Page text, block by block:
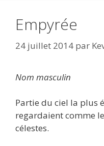
Empyrée
24 juillet 2014 par
Nom masculin
Partie du ciel la plus
regardaient comme
célestes.